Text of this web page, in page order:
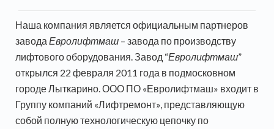
Наша компания является официальным партнеров
завода Евролифтмаш – завода по производству
лифтового оборудования. Завод “Евролифтмаш”
открылся 22 февраля 2011 года в подмосковном
городе Лыткарино. ООО ПО «Евролифтмаш» входит в
Группу компаний «Лифтремонт», представляющую
собой полную технологическую цепочку по